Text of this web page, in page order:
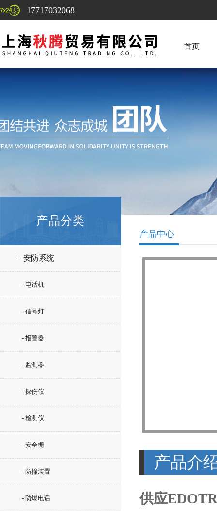
17717032068
首页
产品分类
+ 安防系统
- 电话机
- 信号灯
- 报警器
- 监测器
- 探伤仪
- 检测仪
- 安全栅
- 防撞装置
- 防爆电话
产品中心
产品介
供应